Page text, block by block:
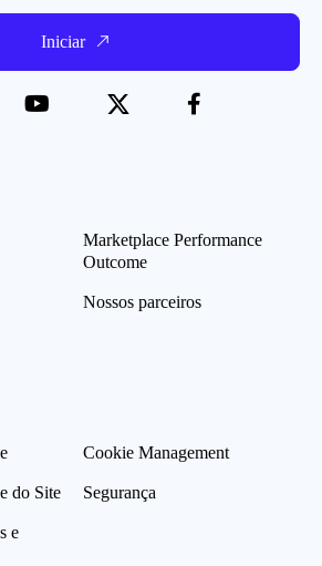
Iniciar
Marketplace Performance
Outcome
Nossos parceiros
do Site
e
Cookie Management
Segurança